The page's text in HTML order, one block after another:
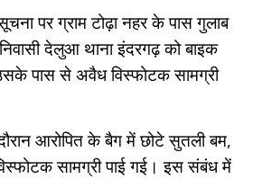
पर ग्राम टोढ़ा नहर के पास गुलाब
देलुआ थाना इंदरगढ़ को बाइक
पास से अवैध विस्फोटक सामग्री
आरोपित के बैग में छोटे सुतली बम,
सामग्री पाई गई। इस संबंध में